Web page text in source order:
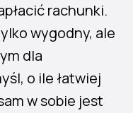
rachunki.
wygodny, ale
dla
o ile łatwiej
w sobie jest